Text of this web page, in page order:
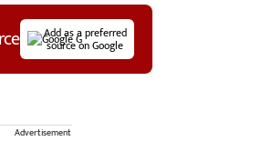
Add as a preferred
source on Google
Advertisement